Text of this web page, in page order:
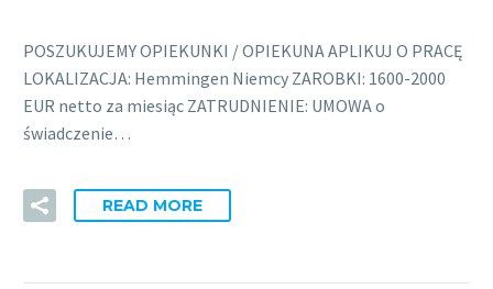
POSZUKUJEMY OPIEKUNKI / OPIEKUNA APLIKUJ O PRACĘ
LOKALIZACJA: Hemmingen Niemcy ZAROBKI: 1600-2000
EUR netto za miesiąc ZATRUDNIENIE: UMOWA o
świadczenie…
READ MORE